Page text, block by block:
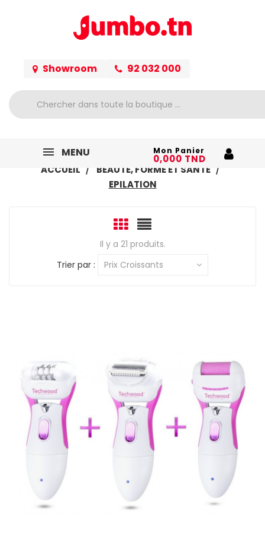
Showroom 92 032 000
MENU Mon Panier
0,000 TND
ACCUEIL
BEAUTÉ, FORME ET SANTÉ
EPILATION
Il y a 21 produits.
Trier par :
Prix Croissants